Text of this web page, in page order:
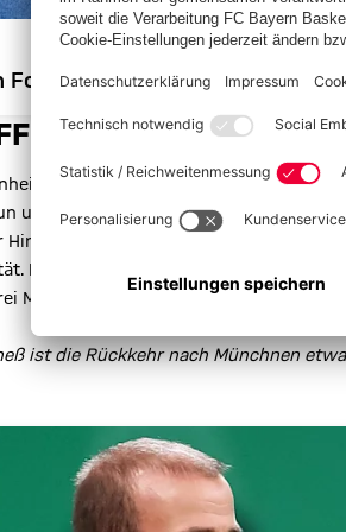
gegen Hoffenheim
ein Polster zur Abstiegszone
uns natürlich gut. Es geht darum,
Hinrunde viele verletzungsbedingte
Nachdem der Europa-League-
in Folge. „Grundsätzlich haben wir
ist die Rückkehr nach Münchnen